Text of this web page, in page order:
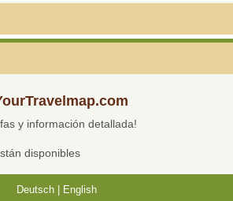
y información detallada!
disponibles
Deutsch English